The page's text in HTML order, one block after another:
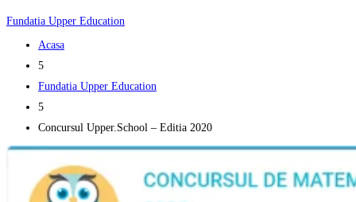
Fundatia Upper Education
Acasa
5
Fundatia Upper Education
5
Concursul Upper.School – Editia 2020